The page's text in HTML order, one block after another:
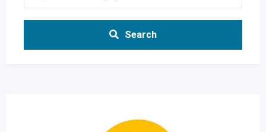
Search